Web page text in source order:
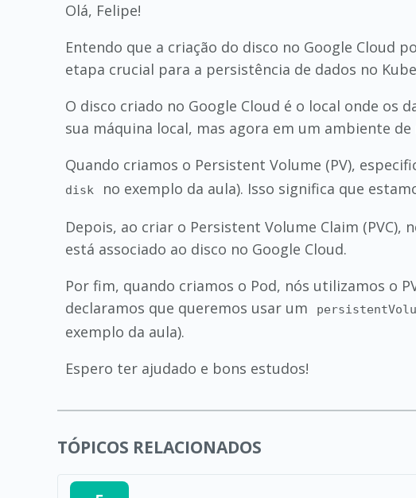
Olá, Felipe!
Entendo que a criação do disco no Google Cloud
etapa crucial para a persistência de dados no
O disco criado no Google Cloud é o local onde os
sua máquina local, mas agora em um ambiente de
Quando criamos o Persistent Volume (PV),
disk
no exemplo da aula). Isso significa que
Depois, ao criar o Persistent Volume Claim
está associado ao disco no Google Cloud.
Por fim, quando criamos o Pod, nós utilizamos o
declaramos que queremos usar um
exemplo da aula).
Espero ter ajudado e bons estudos!
TÓPICOS RELACIONADOS